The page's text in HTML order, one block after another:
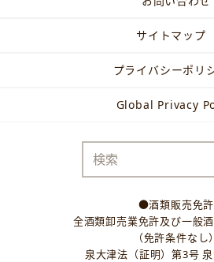
サイトマップ
プライバシーポリ
Global Privacy
●酒類販売免許
全酒類卸売業免許及び一般
（免許条件なし）
泉大津法（証明）第3号